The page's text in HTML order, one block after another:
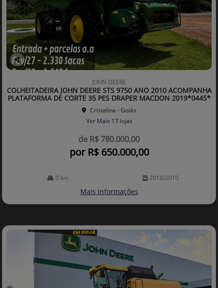
Co
arti
lhe
JOHN DEERE
COLHEITADEIRA JOHN DEERE STS 9750 ANO 2010 ACOMPANHA
PLATAFORMA DE CORTE 35 PES DRAPER MACDON 2019*0445*
Cristalina - Goiás
Ver Mais 17 lojas
de R$ 780.000,00
por R$ 650.000,00
0 km 2010/2010
Mais informações